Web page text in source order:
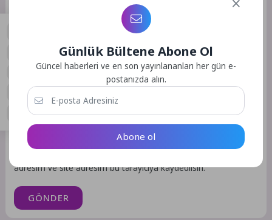
adresim ve site adresim bu tarayıcıya kaydedilsin.
GÖNDER
Günlük Bültene Abone Ol
Güncel haberleri ve en son yayınlananları her gün e-
postanızda alın.
Abone ol